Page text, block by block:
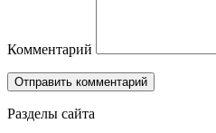
Комментарий
Разделы сайта